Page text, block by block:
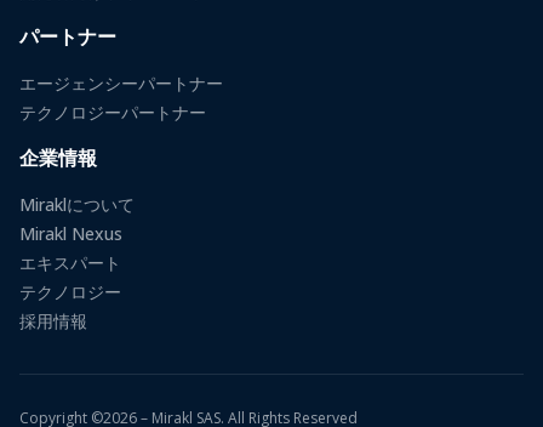
パートナー
エージェンシーパートナー
テクノロジーパートナー
企業情報
Miraklについて
Mirakl Nexus
エキスパート
テクノロジー
採用情報
Copyright ©2026 – Mirakl SAS. All Rights Reserved